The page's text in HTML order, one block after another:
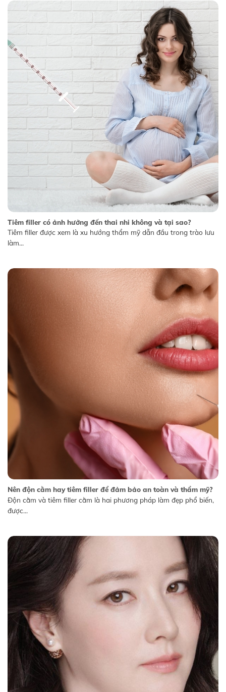
Tiêm filler có ảnh hưởng đến thai nhi không và tại sao?
Tiêm filler được xem là xu hướng thẩm mỹ dẫn đầu trong trào lưu
làm...
Nên độn cằm hay tiêm filler để đảm bảo an toàn và thẩm mỹ?
Độn cằm và tiêm filler cằm là hai phương pháp làm đẹp phổ biến,
được...